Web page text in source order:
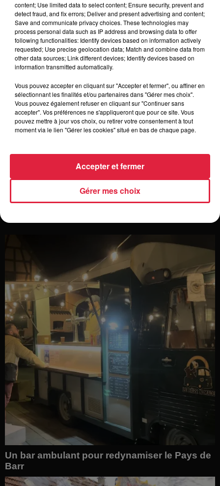
Les coups de coeur de la rédaction
Un bar ambulant pour redynamiser le Pays de
Barr
content; Use limited data to select content; Ensure security, prevent and
detect fraud, and fix errors; Deliver and present advertising and content;
Save and communicate privacy choices. These technologies may
process personal data such as IP address and browsing data to offer
following functionalities: Identify devices based on information actively
requested; Use precise geolocation data; Match and combine data from
other data sources; Link different devices; Identify devices based on
information transmitted automatically.
Vous pouvez accepter en cliquant sur "Accepter et fermer", ou affiner en
sélectionnant les finalités et/ou partenaires dans "Gérer mes choix".
Vous pouvez également refuser en cliquant sur "Continuer sans
accepter". Vos préférences ne s'appliqueront que pour ce site. Vous
pouvez mettre à jour vos choix, ou retirer votre consentement à tout
moment via le lien "Gérer les cookies" situé en bas de chaque page.
Gérer mes choix
Accepter et fermer